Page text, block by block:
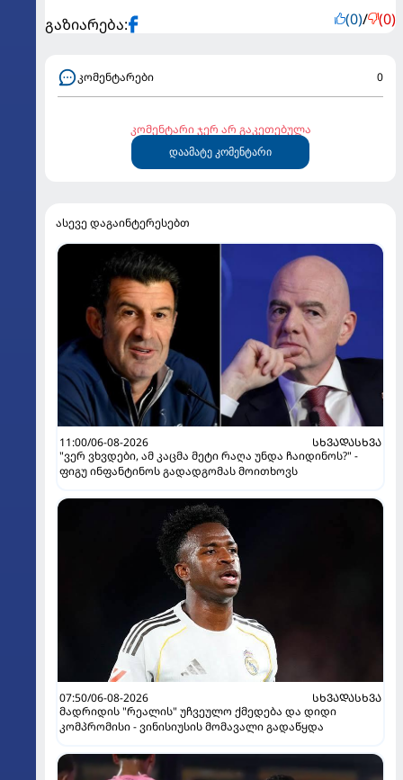
გაზიარება: (0)/ (0)
კომენტარები 0
კომენტარი ჯერ არ გაკეთებულა
დაამატე კომენტარი
ასევე დაგაინტერესებთ
11:00/06-08-2026
ᲡᲮᲕᲐᲓᲐᲡᲮᲕᲐ
"ვერ ვხვდები, ამ კაცმა მეტი რაღა უნდა ჩაიდინოს?" -
ფიგუ ინფანტინოს გადადგომას მოითხოვს
07:50/06-08-2026
ᲡᲮᲕᲐᲓᲐᲡᲮᲕᲐ
მადრიდის "რეალის" უჩვეულო ქმედება და დიდი
კომპრომისი - ვინისიუსის მომავალი გადაწყდა